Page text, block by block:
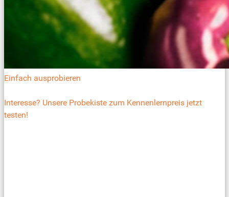
Einfach ausprobieren
Interesse? Unsere Probekiste zum Kennenlernpreis jetzt
testen!